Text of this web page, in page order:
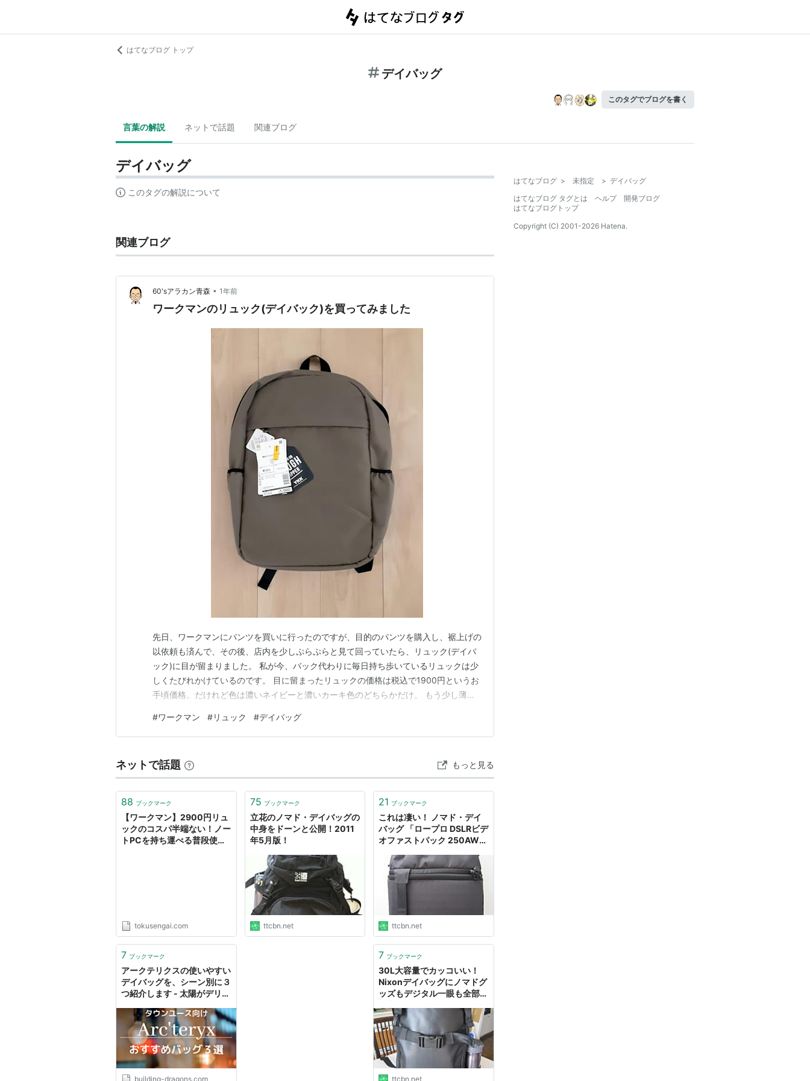
はてなブログ トップ
デイバッグ
このタグでブログを書く
言葉の解説 ネットで話題 関連ブログ
デイバッグ
このタグの解説について
関連ブログ
60'sアラカン青森 • 1年前
ワークマンのリュック(デイバック)を買ってみました
先日、ワークマンにパンツを買いに行ったのですが、目的のパンツを購入し、裾上げの
以依頼も済んで、その後、店内を少しぷらぷらと見て回っていたら、リュック(デイバ
ック)に目が留まりました。 私が今、バック代わりに毎日持ち歩いているリュックは少
しくたびれかけているのです。 目に留まったリュックの価格は税込で1900円というお
手頃価格。だけれど色は濃いネイビーと濃いカーキ色のどちらかだけ。 もう少し薄め
思い、買ってみることにしました。 リュックの外側に一つポケットがあるし、ドリン
クホルダーも両脇に付いているし、リュックの内側…
#ワークマン #リュック #デイバッグ
ネットで話題 もっと見る
88 ブックマーク
【ワークマン】2900円リュ
ックのコスパ半端ない！ノー
トPCを持ち運べる普段使い
tokusengai.com
75 ブックマーク
立花のノマド・デイバッグの
中身をドーンと公開！2011
年5月版！
ttcbn.net
21 ブックマーク
これは凄い！ ノマド・デイ
バッグ 「ロープロ DSLRビデ
オファストパック 250AW」
ttcbn.net
7 ブックマーク
アークテリクスの使いやすい
デイバッグを、シーン別に３
つ紹介します - 太陽がデリシ
building-dragons.com
7 ブックマーク
30L大容量でカッコいい！
Nixonデイバッグにノマドグ
ッズもデジタル一眼も全部放
ttcbn.net
はてなブログ > 未指定 > デイバッグ
はてなブログ タグとは
ヘルプ
開発ブログ
はてなブログトップ
Copyright (C) 2001-2026 Hatena.